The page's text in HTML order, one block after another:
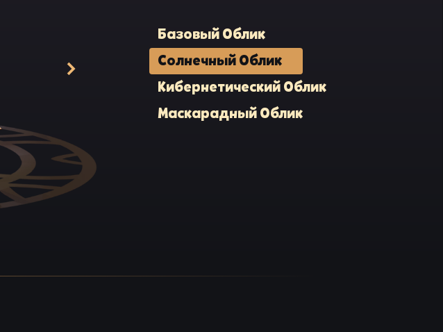
Базовый Облик
Солнечный Облик
Кибернетический Облик
Маскарадный Облик